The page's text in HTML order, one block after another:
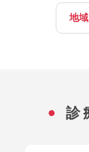
地
診